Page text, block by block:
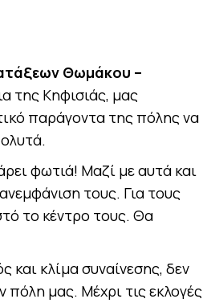
Θωμάκου –
της Κηφισιάς, μας
παράγοντα της πόλης να
φωτιά! Μαζί με αυτά και
τους. Για τους
το κέντρο τους. Θα
και κλίμα συναίνεσης, δεν
μας. Μέχρι τις εκλογές